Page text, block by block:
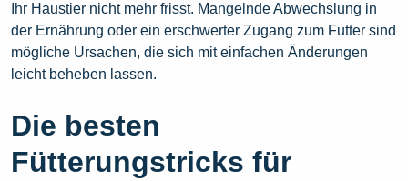
Ihr Haustier nicht mehr frisst. Mangelnde Abwechslung in
der Ernährung oder ein erschwerter Zugang zum Futter sind
mögliche Ursachen, die sich mit einfachen Änderungen
leicht beheben lassen.
Die besten
Fütterungstricks für